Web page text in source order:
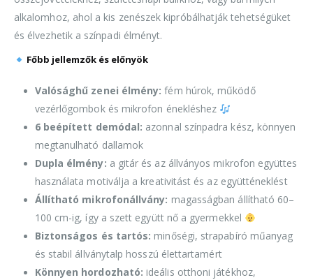
alkalomhoz, ahol a kis zenészek kipróbálhatják tehetségüket
és élvezhetik a színpadi élményt.
Főbb jellemzők és előnyök
Valósághű zenei élmény: fém húrok, működő
vezérlőgombok és mikrofon énekléshez
6 beépített demódal: azonnal színpadra kész, könnyen
megtanulható dallamok
Dupla élmény: a gitár és az állványos mikrofon együttes
használata motiválja a kreativitást és az együtténeklést
Állítható mikrofonállvány: magasságban állítható 60–
100 cm-ig, így a szett együtt nő a gyermekkel
Biztonságos és tartós: minőségi, strapabíró műanyag
és stabil állványtalp hosszú élettartamért
Könnyen hordozható: ideális otthoni játékhoz,